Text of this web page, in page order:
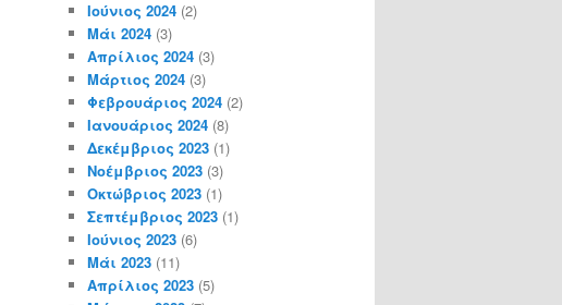
Ιούνιος 2024 (2)
Μάι 2024 (3)
Απρίλιος 2024 (3)
Μάρτιος 2024 (3)
Φεβρουάριος 2024 (2)
Ιανουάριος 2024 (8)
Δεκέμβριος 2023 (1)
Νοέμβριος 2023 (3)
Οκτώβριος 2023 (1)
Σεπτέμβριος 2023 (1)
Ιούνιος 2023 (6)
Μάι 2023 (11)
Απρίλιος 2023 (5)